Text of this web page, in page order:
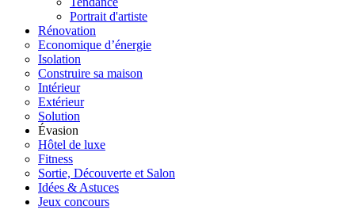
Portrait d'artiste
Rénovation
Economique d’énergie
Isolation
Construire sa maison
Intérieur
Extérieur
Solution
Évasion
Hôtel de luxe
Fitness
Sortie, Découverte et Salon
Idées & Astuces
Jeux concours